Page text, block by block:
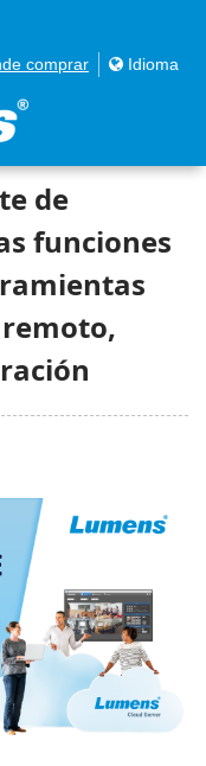
comprar Idioma
de
funciones